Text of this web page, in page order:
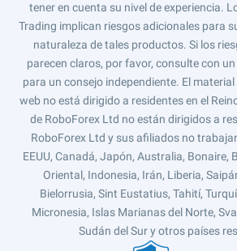
tener en cuenta su nivel de experiencia.
Trading implican riesgos adicionales para
naturaleza de tales productos. Si los
parecen claros, por favor, consulte con
para un consejo independiente. El
web no está dirigido a residentes en el
de RoboForex Ltd no están dirigidos a
RoboForex Ltd y sus afiliados no
EEUU, Canadá, Japón, Australia, Bonaire,
Oriental, Indonesia, Irán, Liberia,
Bielorrusia, Sint Eustatius, Tahití,
Micronesia, Islas Marianas del Norte,
Sudán del Sur y otros países